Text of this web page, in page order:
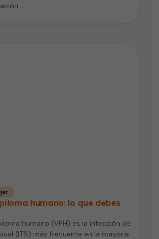
humano: lo que debes
humano (VPH) es la infección de
(ITS) más frecuente en la mayoría